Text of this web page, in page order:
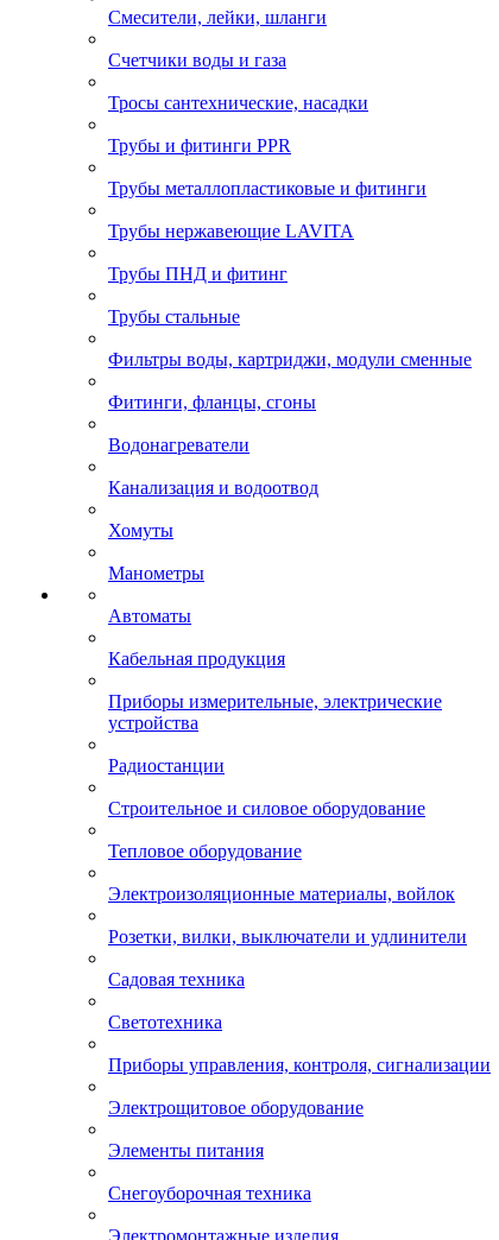
Смесители, лейки, шланги
Счетчики воды и газа
Тросы сантехнические, насадки
Трубы и фитинги PPR
Трубы металлопластиковые и фитинги
Трубы нержавеющие LAVITA
Трубы ПНД и фитинг
Трубы стальные
Фильтры воды, картриджи, модули сменные
Фитинги, фланцы, сгоны
Водонагреватели
Канализация и водоотвод
Хомуты
Манометры
Автоматы
Кабельная продукция
Приборы измерительные, электрические
устройства
Радиостанции
Строительное и силовое оборудование
Тепловое оборудование
Электроизоляционные материалы, войлок
Розетки, вилки, выключатели и удлинители
Садовая техника
Светотехника
Приборы управления, контроля, сигнализации
Электрощитовое оборудование
Элементы питания
Снегоуборочная техника
Электромонтажные изделия